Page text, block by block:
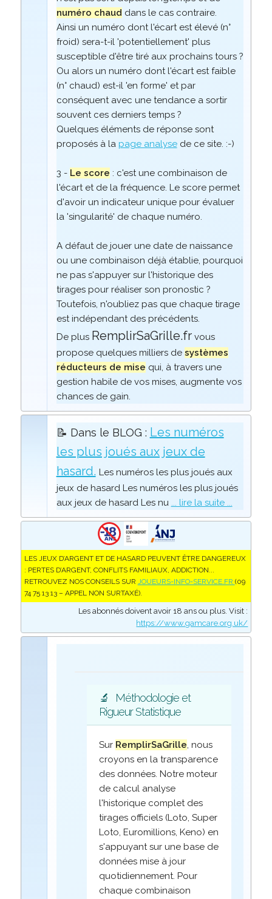
numéro chaud dans le cas contraire.
Ainsi un numéro dont l'écart est élevé (n°
froid) sera-t-il 'potentiellement' plus
susceptible d'être tiré aux prochains tours ?
Ou alors un numéro dont l'écart est faible
(n° chaud) est-il 'en forme' et par
conséquent avec une tendance a sortir
souvent ces derniers temps ?
Quelques éléments de réponse sont
proposés à la page analysede ce site. :-)
3 - Le score : c'est une combinaison de
l'écart et de la fréquence. Le score permet
d'avoir un indicateur unique pour évaluer
la 'singularité' de chaque numéro.
A défaut de jouer une date de naissance
ou une combinaison déjà établie, pourquoi
ne pas s'appuyer sur l'historique des
tirages pour réaliser son pronostic ?
Toutefois, n'oubliez pas que chaque tirage
est indépendant des précédents.
De plus RemplirSaGrille.frvous
propose quelques milliers de systèmes
réducteurs de mise qui, à travers une
gestion habile de vos mises, augmente vos
chances de gain.
📝 Dans le BLOG : Les numéros
les plus joués aux jeux de
hasard. Les numéros les plus joués aux
jeux de hasard Les numéros les plus joués
aux jeux de hasard Les nu ... lire la suite ...
LES JEUX D’ARGENT ET DE HASARD PEUVENT ÊTRE DANGEREUX
: PERTES D’ARGENT, CONFLITS FAMILIAUX, ADDICTION...
RETROUVEZ NOS CONSEILS SUR JOUEURS-INFO-SERVICE.FR (09
74 75 13 13 – APPEL NON SURTAXÉ).
Les abonnés doivent avoir 18 ans ou plus. Visit :
https://www.gamcare.org.uk/
🔬
Méthodologie et
Rigueur Statistique
Sur RemplirSaGrille, nous
croyons en la transparence
des données. Notre moteur
de calcul analyse
l'historique complet des
tirages officiels (Loto, Super
Loto, Euromillions, Keno) en
s'appuyant sur une base de
données mise à jour
quotidiennement. Pour
chaque combinaison